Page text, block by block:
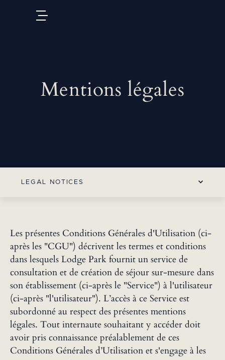
Mentions légales
LEGAL NOTICES
Les présentes Conditions Générales d'Utilisation (ci-
après les "CGU") décrivent les termes et conditions
dans lesquels Lodge Park fournit un service de
consultation et de création de séjour sur-mesure dans
son établissement (ci-après le "Service") à l'utilisateur
(ci-après "l'utilisateur"). L’accès à ce Service est
subordonné au respect des présentes mentions
légales. Tout internaute souhaitant y accéder doit
avoir pris connaissance préalablement de ces
Conditions Générales d’Utilisation et s'engage à les